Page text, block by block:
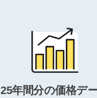
25年間分の価格デ